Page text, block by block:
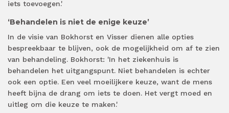
iets toevoegen.'
‘Behandelen is niet de enige keuze’
In de visie van Bokhorst en Visser dienen alle opties
bespreekbaar te blijven, ook de mogelijkheid om af te zien
van behandeling. Bokhorst: 'In het ziekenhuis is
behandelen het uitgangspunt. Niet behandelen is echter
ook een optie. Een veel moeilijkere keuze, want de mens
heeft bijna de drang om iets te doen. Het vergt moed en
uitleg om die keuze te maken.'